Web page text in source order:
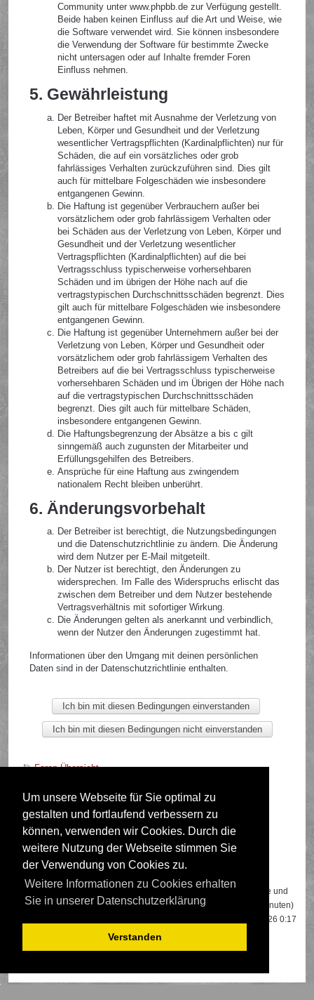
Um unsere Webseite für Sie optimal zu
gestalten und fortlaufend verbessern zu
können, verwenden wir Cookies. Durch die
weitere Nutzung der Webseite stimmen Sie
der Verwendung von Cookies zu.
Weitere Informationen zu Cookies erhalten
Sie in unserer Datenschutzerklärung
Verstanden
Community unter www.phpbb.de zur Verfügung gestellt.
Beide haben keinen Einfluss auf die Art und Weise, wie
die Software verwendet wird. Sie können insbesondere
die Verwendung der Software für bestimmte Zwecke
nicht untersagen oder auf Inhalte fremder Foren
Einfluss nehmen.
5. Gewährleistung
Der Betreiber haftet mit Ausnahme der Verletzung von
Leben, Körper und Gesundheit und der Verletzung
wesentlicher Vertragspflichten (Kardinalpflichten) nur für
Schäden, die auf ein vorsätzliches oder grob
fahrlässiges Verhalten zurückzuführen sind. Dies gilt
auch für mittelbare Folgeschäden wie insbesondere
entgangenen Gewinn.
Die Haftung ist gegenüber Verbrauchern außer bei
vorsätzlichem oder grob fahrlässigem Verhalten oder
bei Schäden aus der Verletzung von Leben, Körper und
Gesundheit und der Verletzung wesentlicher
Vertragspflichten (Kardinalpflichten) auf die bei
Vertragsschluss typischerweise vorhersehbaren
Schäden und im übrigen der Höhe nach auf die
vertragstypischen Durchschnittsschäden begrenzt. Dies
gilt auch für mittelbare Folgeschäden wie insbesondere
entgangenen Gewinn.
Die Haftung ist gegenüber Unternehmern außer bei der
Verletzung von Leben, Körper und Gesundheit oder
vorsätzlichem oder grob fahrlässigem Verhalten des
Betreibers auf die bei Vertragsschluss typischerweise
vorhersehbaren Schäden und im Übrigen der Höhe nach
auf die vertragstypischen Durchschnittsschäden
begrenzt. Dies gilt auch für mittelbare Schäden,
insbesondere entgangenen Gewinn.
Die Haftungsbegrenzung der Absätze a bis c gilt
sinngemäß auch zugunsten der Mitarbeiter und
Erfüllungsgehilfen des Betreibers.
Ansprüche für eine Haftung aus zwingendem
nationalem Recht bleiben unberührt.
6. Änderungsvorbehalt
Der Betreiber ist berechtigt, die Nutzungsbedingungen
und die Datenschutzrichtlinie zu ändern. Die Änderung
wird dem Nutzer per E-Mail mitgeteilt.
Der Nutzer ist berechtigt, den Änderungen zu
widersprechen. Im Falle des Widerspruchs erlischt das
zwischen dem Betreiber und dem Nutzer bestehende
Vertragsverhältnis mit sofortiger Wirkung.
Die Änderungen gelten als anerkannt und verbindlich,
wenn der Nutzer den Änderungen zugestimmt hat.
Informationen über den Umgang mit deinen persönlichen
Daten sind in der Datenschutzrichtlinie enthalten.
Foren-Übersicht
Deutsche Übersetzung durchphpBB.de
Wer ist online?
Insgesamt sind499Besucher online: 1 registrierter, 0 unsichtbare und
498 Gäste (basierend auf den aktiven Besuchern der letzten 5 Minuten)
Besuchern, die am 13.04.2026 0:17
gleichzeitig online waren.